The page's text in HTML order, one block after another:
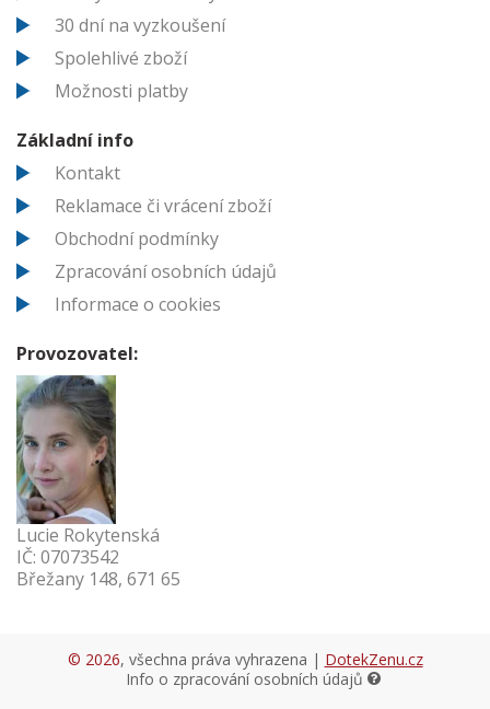
30 dní na vyzkoušení
Spolehlivé zboží
Možnosti platby
Základní info
Kontakt
Reklamace či vrácení zboží
Obchodní podmínky
Zpracování osobních údajů
Informace o cookies
Provozovatel:
Lucie Rokytenská
IČ: 07073542
Břežany 148, 671 65
© 2026, všechna práva vyhrazena | DotekZenu.cz
Info o zpracování osobních údajů